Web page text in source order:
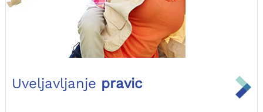
Uveljavljanje pravic